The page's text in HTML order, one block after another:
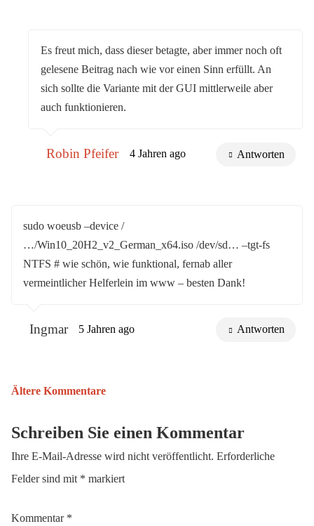
Es freut mich, dass dieser betagte, aber immer noch oft
gelesene Beitrag nach wie vor einen Sinn erfüllt. An
sich sollte die Variante mit der GUI mittlerweile aber
auch funktionieren.
Robin Pfeifer 4 Jahren ago Antworten
sudo woeusb –device /
…/Win10_20H2_v2_German_x64.iso /dev/sd… –tgt-fs
NTFS # wie schön, wie funktional, fernab aller
vermeintlicher Helferlein im www – besten Dank!
Ingmar 5 Jahren ago Antworten
Kommentarnavigation
Ältere Kommentare
Schreiben Sie einen Kommentar
Ihre E-Mail-Adresse wird nicht veröffentlicht. Erforderliche
Felder sind mit * markiert
Kommentar *